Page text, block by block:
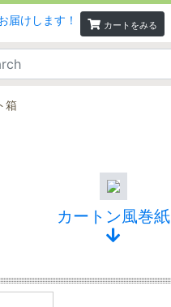
カートをみる
箱
カートン風巻紙